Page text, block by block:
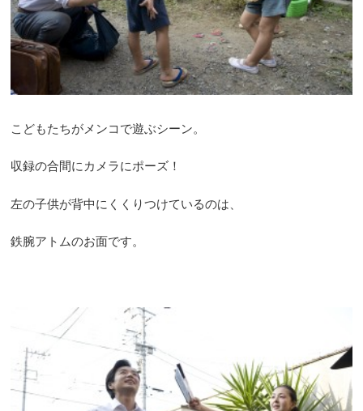
こどもたちがメンコで遊ぶシーン。
収録の合間にカメラにポーズ！
左の子供が背中にくくりつけているのは、
鉄腕アトムのお面です。